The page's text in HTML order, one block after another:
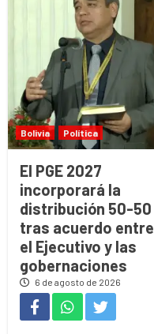
Bolivia Política
El PGE 2027
incorporará la
distribución 50-50
tras acuerdo entre
el Ejecutivo y las
gobernaciones
6 de agosto de 2026